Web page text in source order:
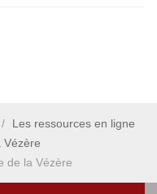
Les ressources en ligne
Vézère
de la Vézère